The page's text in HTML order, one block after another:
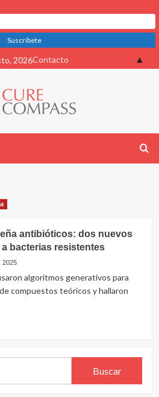
2026Contacto
antibióticos: dos nuevos
bacterias resistentes
2025
algoritmos generativos para
compuestos teóricos y hallaron
▲